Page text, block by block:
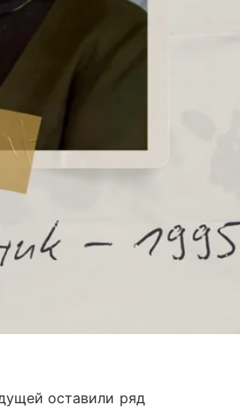
оставили ряд